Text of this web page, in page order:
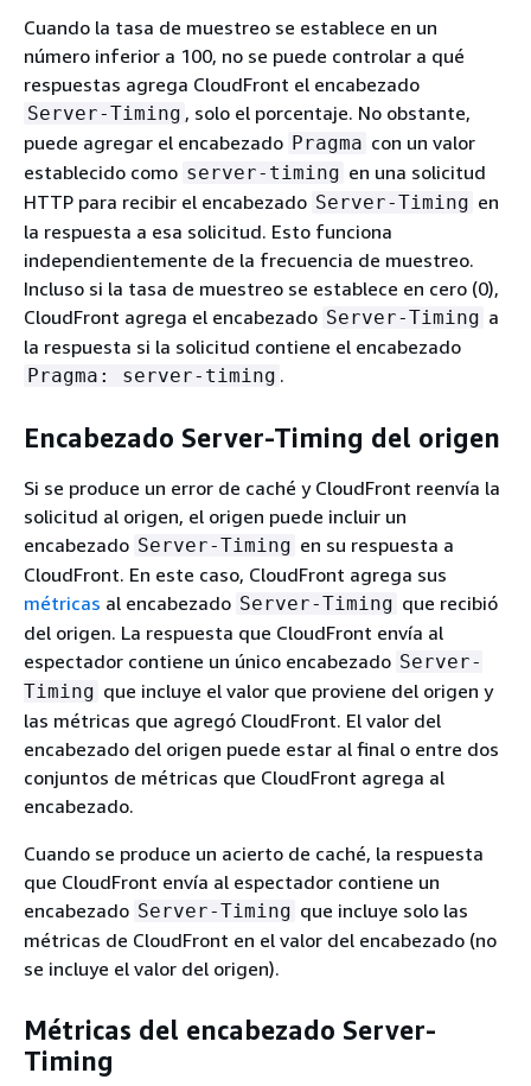
Cuando la tasa de muestreo se establece en un
número inferior a 100, no se puede controlar a qué
respuestas agrega CloudFront el encabezado
Server-Timing , solo el porcentaje. No obstante,
puede agregar el encabezado Pragma con un valor
establecido como server-timing en una solicitud
HTTP para recibir el encabezado Server-Timing en
la respuesta a esa solicitud. Esto funciona
independientemente de la frecuencia de muestreo.
Incluso si la tasa de muestreo se establece en cero (0),
CloudFront agrega el encabezado Server-Timing a
la respuesta si la solicitud contiene el encabezado
Pragma: server-timing .
Encabezado Server-Timing del origen
Si se produce un error de caché y CloudFront reenvía la
solicitud al origen, el origen puede incluir un
encabezado Server-Timing en su respuesta a
CloudFront. En este caso, CloudFront agrega sus
métricas al encabezado Server-Timing que recibió
del origen. La respuesta que CloudFront envía al
espectador contiene un único encabezado Server-
Timing que incluye el valor que proviene del origen y
las métricas que agregó CloudFront. El valor del
encabezado del origen puede estar al final o entre dos
conjuntos de métricas que CloudFront agrega al
encabezado.
Cuando se produce un acierto de caché, la respuesta
que CloudFront envía al espectador contiene un
encabezado Server-Timing que incluye solo las
métricas de CloudFront en el valor del encabezado (no
se incluye el valor del origen).
Métricas del encabezado Server-
Timing